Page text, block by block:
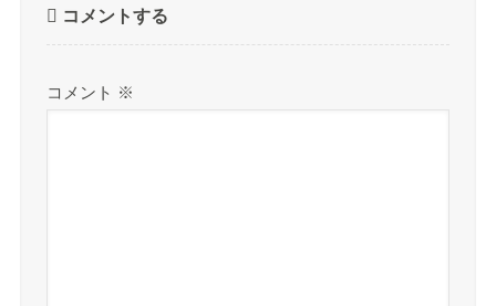
コメントする
コメント ※